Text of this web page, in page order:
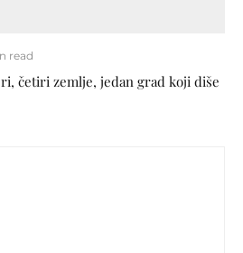
read
četiri zemlje, jedan grad koji diše